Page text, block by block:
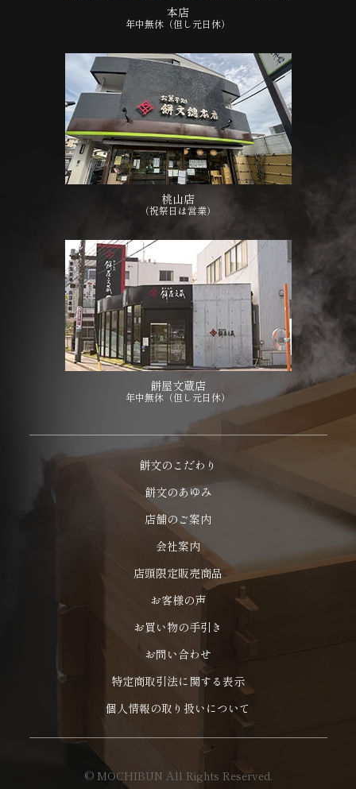
本店
年中無休（但し元日休）
桃山店
（祝祭日は営業）
餅屋文蔵店
年中無休（但し元日休）
餅文のこだわり
餅文のあゆみ
店舗のご案内
会社案内
店頭限定販売商品
お客様の声
お買い物の手引き
お問い合わせ
特定商取引法に関する表示
個人情報の取り扱いについて
© MOCHIBUN All Rights Reserved.